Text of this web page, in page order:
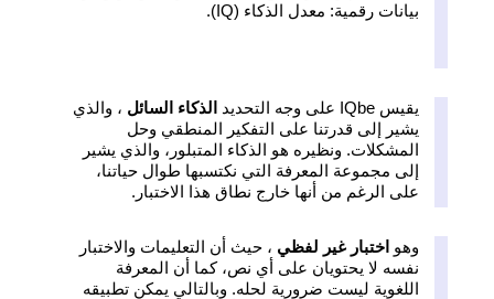
بيانات رقمية: معدل الذكاء (IQ).
يقيس IQbe على وجه التحديد الذكاء السائل، والذي
يشير إلى قدرتنا على التفكير المنطقي وحل
المشكلات. ونظيره هو الذكاء المتبلور، والذي يشير
إلى مجموعة المعرفة التي نكتسبها طوال حياتنا،
على الرغم من أنها خارج نطاق هذا الاختبار.
وهواختبار غير لفظي، حيث أن التعليمات والاختبار
نفسه لا يحتويان على أي نص، كما أن المعرفة
اللغوية ليست ضرورية لحله. وبالتالي يمكن تطبيقه